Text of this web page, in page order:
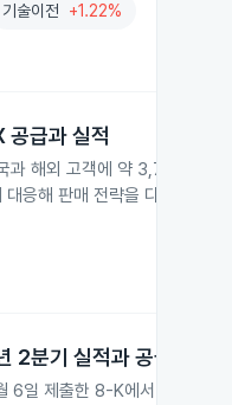
기술이전 +1.22%
급과 실적
과 해외 고객에 약 3,700만
응해 판매 전략을 다각화하
분기 실적과 공급내역
제출한 8-K에서 2026년 2